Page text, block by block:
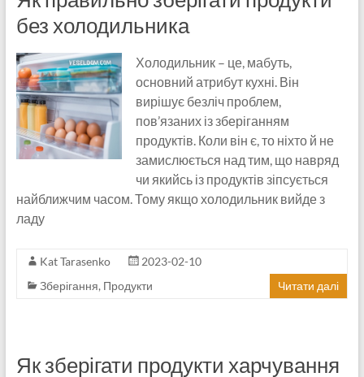
без холодильника
Холодильник – це, мабуть,
основний атрибут кухні. Він
вирішує безліч проблем,
пов’язаних із зберіганням
продуктів. Коли він є, то ніхто й не
замислюється над тим, що навряд
чи якийсь із продуктів зіпсується
найближчим часом. Тому якщо холодильник вийде з
ладу
Kat Tarasenko
2023-02-10
Зберігання, Продукти Читати далі
Як зберігати продукти харчування